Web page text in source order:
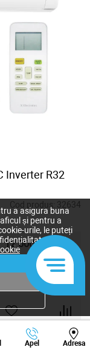
Inverter R32
Cod produs: 32634
12 000
Apel Adresa
Viber Whatsapp
a asigura buna
și pentru a
urile, le puteți
după